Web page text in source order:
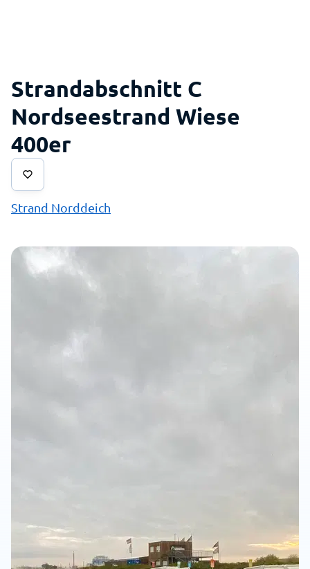
Strandabschnitt C
Nordseestrand Wiese
400er
Strand Norddeich